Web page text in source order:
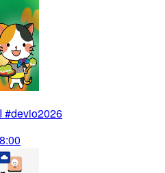
#devio2026